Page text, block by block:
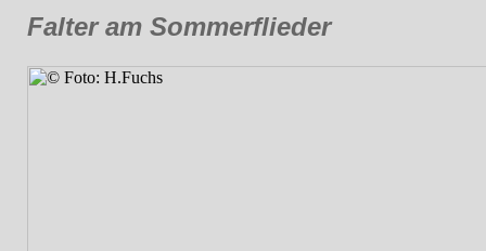
Falter am Sommerflieder